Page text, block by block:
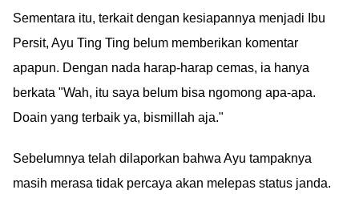
Sementara itu, terkait dengan kesiapannya menjadi Ibu
Persit, Ayu Ting Ting belum memberikan komentar
apapun. Dengan nada harap-harap cemas, ia hanya
berkata "Wah, itu saya belum bisa ngomong apa-apa.
Doain yang terbaik ya, bismillah aja."
Sebelumnya telah dilaporkan bahwa Ayu tampaknya
masih merasa tidak percaya akan melepas status janda.